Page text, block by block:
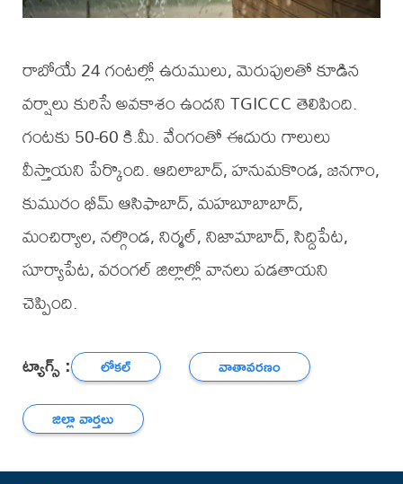
రాబోయే 24 గంటల్లో ఉరుములు, మెరుపులతో కూడిన
వర్షాలు కురిసే అవకాశం ఉందని TGICCC తెలిపింది.
గంటకు 50-60 కి.మీ. వేంగంతో ఈదురు గాలులు
వీస్తాయని పేర్కొంది. ఆదిలాబాద్, హనుమకొండ, జనగాం,
కుమురం భీమ్ ఆసిఫాబాద్, మహబూబాబాద్,
మంచిర్యాల, నల్గొండ, నిర్మల్, నిజామాబాద్, సిద్దిపేట,
సూర్యాపేట, వరంగల్ జిల్లాల్లో వానలు పడతాయని
చెప్పింది.
ట్యాగ్స్ : లోకల్
వాతావరణం
జిల్లా వార్తలు